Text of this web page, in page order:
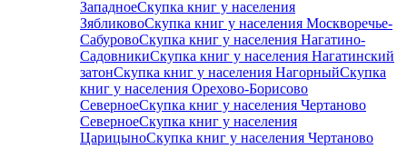
ЗападноеСкупка книг у населения
ЗябликовоСкупка книг у населения Москворечье-
СабуровоСкупка книг у населения Нагатино-
СадовникиСкупка книг у населения Нагатинский
затонСкупка книг у населения НагорныйСкупка
книг у населения Орехово-Борисово
СеверноеСкупка книг у населения Чертаново
СеверноеСкупка книг у населения
ЦарицыноСкупка книг у населения Чертаново